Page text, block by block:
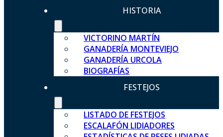
HISTORIA
VICTORINO MARTÍN
GANADERÍA MONTEVIEJO
GANADERÍA URCOLA
BIOGRAFÍAS
FESTEJOS
LISTADO DE FESTEJOS
ESCALAFÓN LIDIADORES